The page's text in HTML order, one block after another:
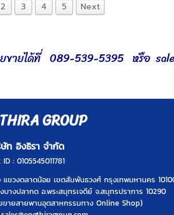
2 3 4 5 Next
ยขายได้ที่ 089-539-5395 หรือ
GROUP
ท อิงธิรา จำกัด
ID : 0105545011781
วงตลาดน้อย เขตสัมพันธวงศ์ กรุงเทพมหานคร
งปลากด อ.พระสมุทรเจดีย์ จ.สมุทรปราการ 10290
ยสายพานอุตสาหกรรมทาง Online Shop)